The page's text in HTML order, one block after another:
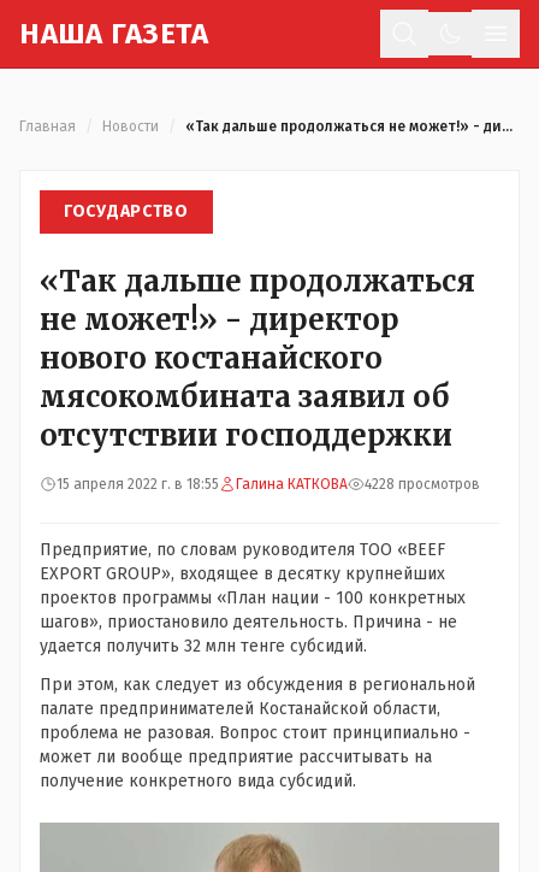
НАША ГАЗЕТА
Главная Новости «Так дальше продолжаться не может!» - директор нового костанайского мясокомбината заявил об отсутствии господдержки
ГОСУДАРСТВО
«Так дальше продолжаться
не может!» - директор
нового костанайского
мясокомбината заявил об
отсутствии господдержки
15 апреля 2022 г. в 18:55 Галина КАТКОВА 4228 просмотров
Предприятие, по словам руководителя ТОО «BEEF
EXPORT GROUP», входящее в десятку крупнейших
проектов программы «План нации - 100 конкретных
шагов», приостановило деятельность. Причина - не
удается получить 32 млн тенге субсидий.
При этом, как следует из обсуждения в региональной
палате предпринимателей Костанайской области,
проблема не разовая. Вопрос стоит принципиально -
может ли вообще предприятие рассчитывать на
получение конкретного вида субсидий.